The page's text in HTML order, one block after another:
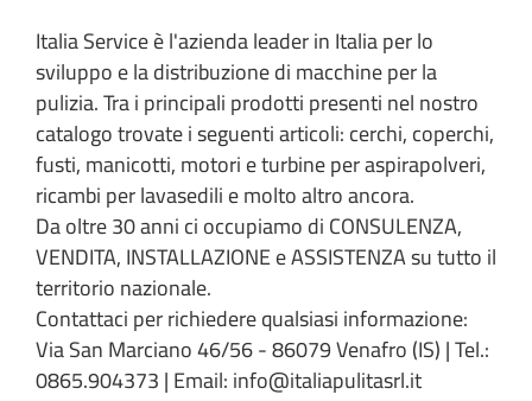
Italia Service è l'azienda leader in Italia per lo
sviluppo e la distribuzione di macchine per la
pulizia. Tra i principali prodotti presenti nel nostro
catalogo trovate i seguenti articoli: cerchi, coperchi,
fusti, manicotti, motori e turbine per aspirapolveri,
ricambi per lavasedili e molto altro ancora.
Da oltre 30 anni ci occupiamo di CONSULENZA,
VENDITA, INSTALLAZIONE e ASSISTENZA su tutto il
territorio nazionale.
Contattaci per richiedere qualsiasi informazione:
Via San Marciano 46/56 - 86079 Venafro (IS) | Tel.:
0865.904373 | Email: info@italiapulitasrl.it